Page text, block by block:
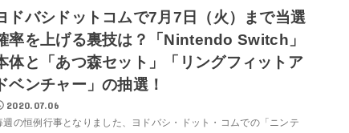
ドバシドットコムで7月7日（火）まで当選
率を上げる裏技は？「Nintendo Switch」
体と「あつ森セット」「リングフィットア
ベンチャー」の抽選！
2020.07.06
週の恒例行事となりました、ヨドバシ・ドット・コムでの「ニンテ